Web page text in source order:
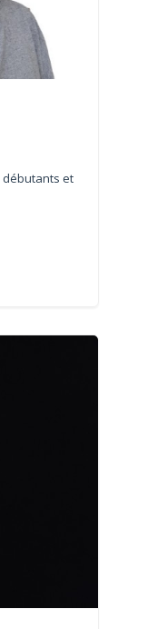
débutants et